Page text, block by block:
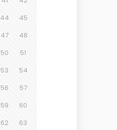
44
45
47
48
50
51
53
54
56
57
59
60
62
63